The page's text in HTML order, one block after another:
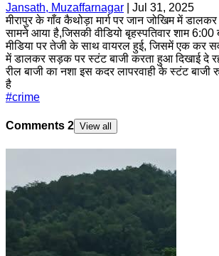
Jansath, Muzaffarnagar
Jul 31, 2025
मीरापुर के गाँव कैथोड़ा मार्ग पर जान जोखिम में
सामने आया है,जिसकी वीडियो बृहस्पतिवार शाम
मीडिया पर तेजी के साथ वायरल हुई, जिसमें एक कर
में डालकर सड़क पर स्टंट बाजी करता हुआ दिखाई दे
रील बाजी का नशा इस कदर लापरवाही के स्टंट बाजी
है
#crime
Comments 2 View all